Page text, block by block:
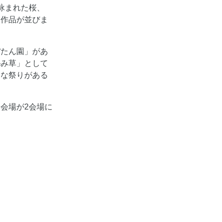
れた桜、
品が並びま
ん園」があ
草」として
祭りがある
場が2会場に